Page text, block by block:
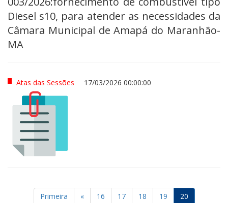
Diesel s10, para atender as necessidades da
Câmara Municipal de Amapá do Maranhão-
MA
Atas das Sessões 17/03/2026 00:00:00
Primeira « 16 17 18 19 20